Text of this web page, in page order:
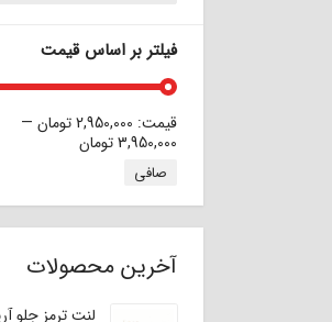
فیلتر بر اساس قیمت
حداقل قیمت
حداكثر قيمت
صافی
قيمت: 2,950,000 تومان
—
3,950,000 تومان
آخرین محصولات